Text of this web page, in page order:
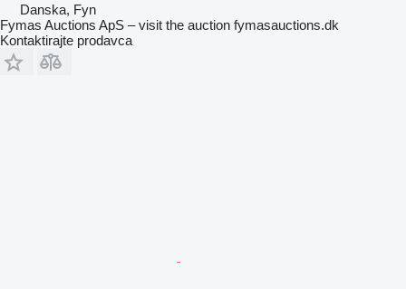
Danska, Fyn
Fymas Auctions ApS – visit the auction fymasauctions.dk
Kontaktirajte prodavca